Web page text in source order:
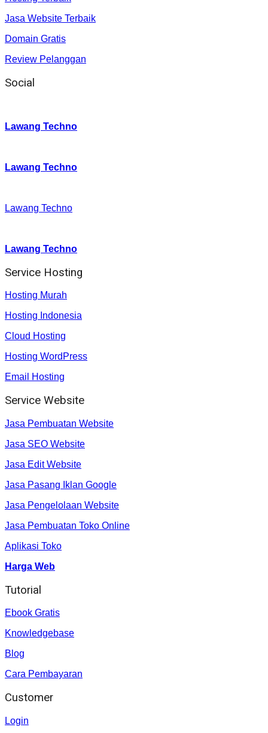
Jasa Website Terbaik
Domain Gratis
Review Pelanggan
Social
Lawang Techno
Lawang Techno
Lawang Techno
Lawang Techno
Service Hosting
Hosting Murah
Hosting Indonesia
Cloud Hosting
Hosting WordPress
Email Hosting
Service Website
Jasa Pembuatan Website
Jasa SEO Website
Jasa Edit Website
Jasa Pasang Iklan Google
Jasa Pengelolaan Website
Jasa Pembuatan Toko Online
Aplikasi Toko
Harga Web
Tutorial
Ebook Gratis
Knowledgebase
Blog
Cara Pembayaran
Customer
Login